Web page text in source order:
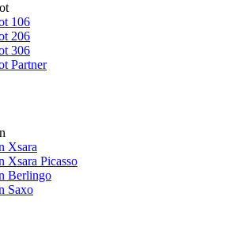
106
206
306
Partner
Xsara
Xsara Picasso
Berlingo
Saxo